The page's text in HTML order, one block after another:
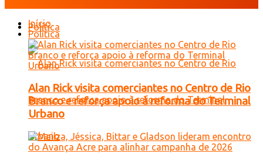
Política
Início
Política
Alan Rick visita comerciantes no Centro de Rio
Branco e reforça apoio à reforma do Terminal
Urbano